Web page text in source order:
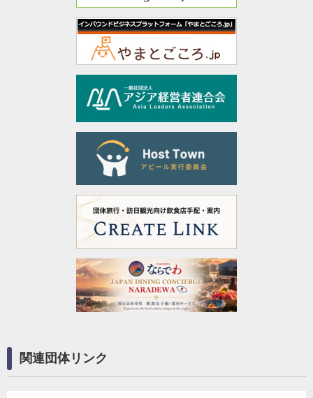
関連団体リンク